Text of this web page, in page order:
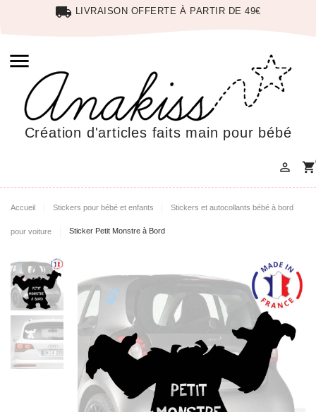
local_shipping LIVRAISON OFFERTE À PARTIR DE 49€

Création d'articles faits main pour bébé
 shopping_cart
Accueil Stickers pour bébé et enfants Stickers et autocollants bébé à bord
pour voiture Sticker Petit Monstre à Bord